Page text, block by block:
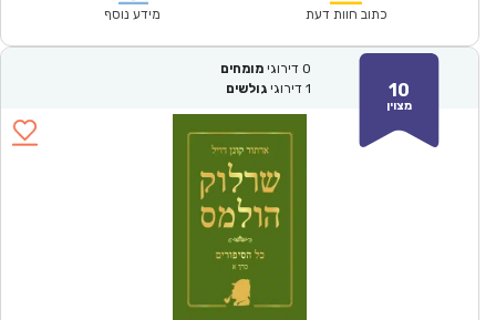
₪70.00.
כתוב חוות דעת מידע נוסף
10
מצוין
0 דירוגי מומחים
1 דירוגי גולשים